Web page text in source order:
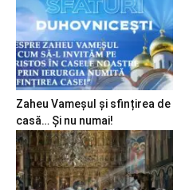
Zaheu Vameșul și sfințirea de
casă… Și nu numai!